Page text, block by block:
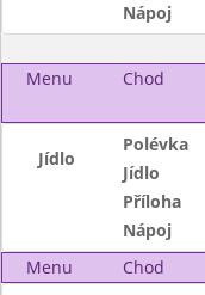
Nápoj
Menu Chod
Jídlo
Polévka
Jídlo
Příloha
Nápoj
Menu
Chod